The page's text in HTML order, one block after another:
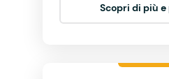
Scopri di più